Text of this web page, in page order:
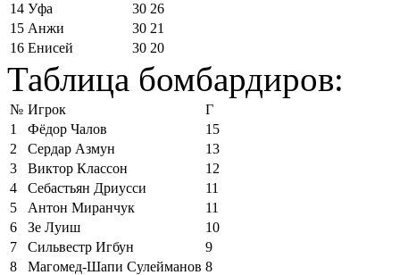
14 Уфа 30 26
15 Анжи 30 21
16 Енисей 30 20
Таблица бомбардиров:
№ Игрок
Г
1
Фёдор Чалов
15
2
Сердар Азмун
13
3
Виктор Классон
12
4
Себастьян Дриусси
11
5
Антон Миранчук
11
6
Зе Луиш
10
7
Сильвестр Игбун
9
8
Магомед-Шапи Сулейманов 8